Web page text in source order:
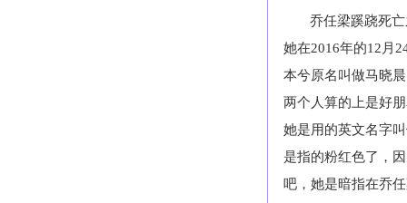
乔任梁蹊跷死
她在2016年的12 月
本兮原名叫做马晓
两个人算的上是好
她是用的英文名字
是指的粉红色了，
吧，她是暗指在乔